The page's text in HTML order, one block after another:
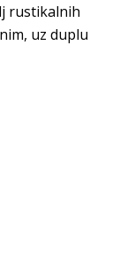
rustikalnih
uz duplu